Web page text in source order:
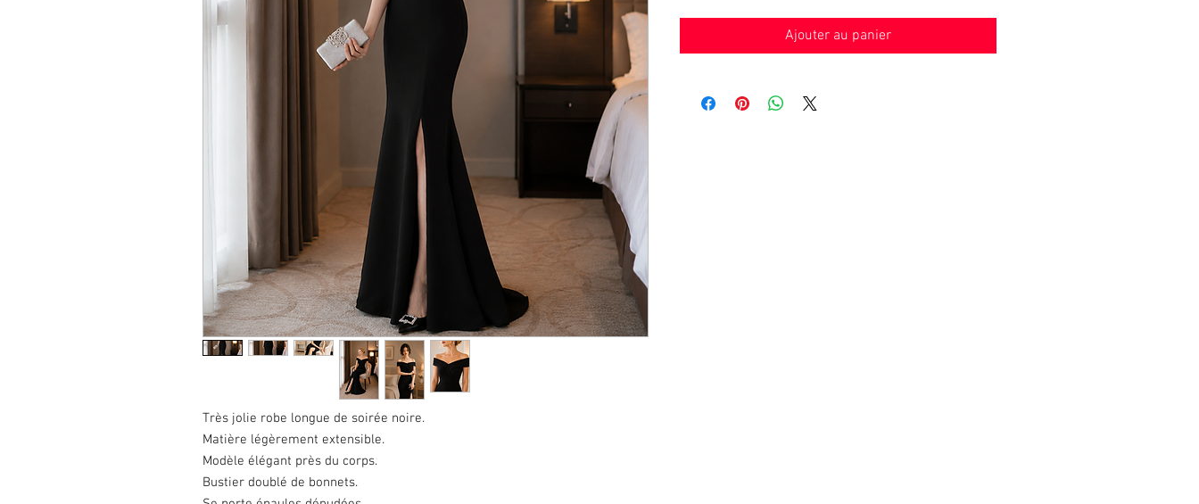
Très jolie robe longue de soirée noire.
Matière légèrement extensible.
Modèle élégant près du corps.
Bustier doublé de bonnets.
Ajouter au panier